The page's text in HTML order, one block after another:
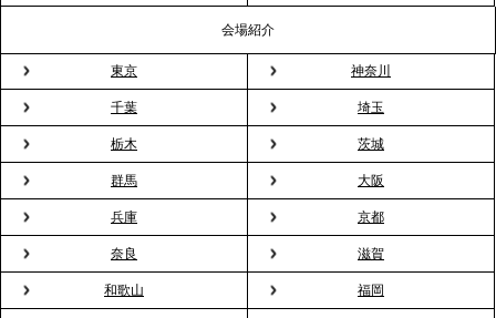
る、快適で新しいお花見体験
2026.3.5
プレスリリースのご案内｜「室内お花見」の法人利
用が前年比4倍に急増。オフィスに桜が届く福利厚生
2026.2.13
プレスリリースのご案内｜オフィスが「１日限定の
バー」に！福利厚生・社内交流を格上げする《出張
バーテンダー》サービスを開始
会場紹介
東京 神奈川
千葉 埼玉
栃木 茨城
群馬 大阪
兵庫 京都
奈良 滋賀
和歌山 福岡